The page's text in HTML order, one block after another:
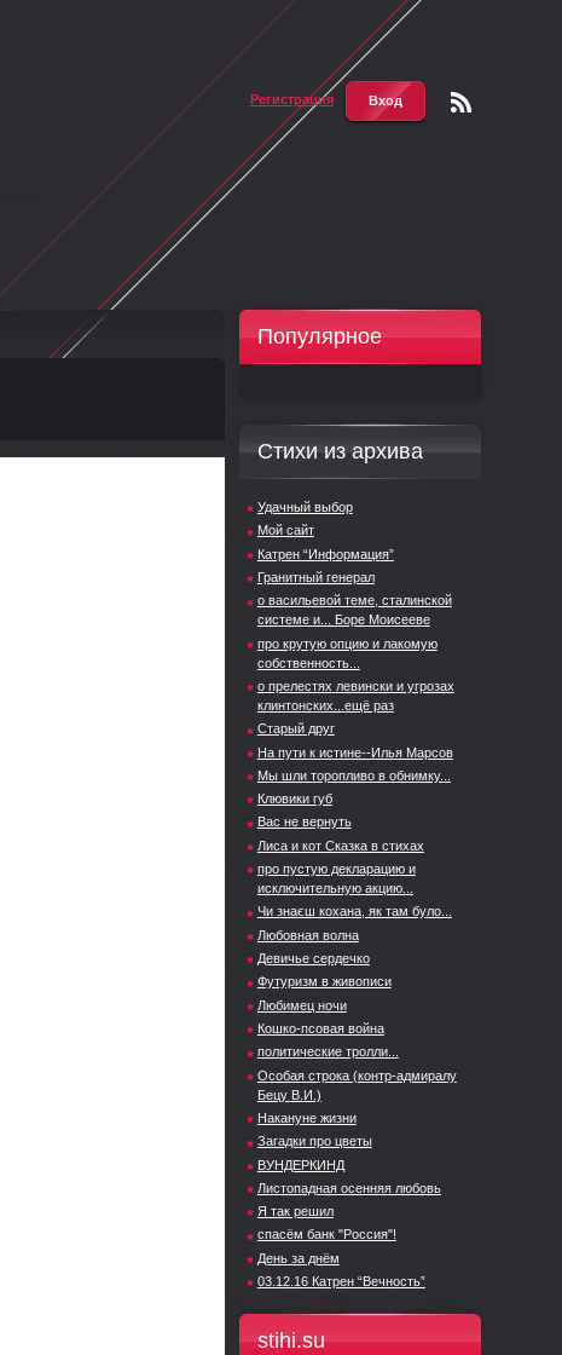
Регистрация Вход
Популярное
Стихи из архива
Удачный выбор
Мой сайт
Катрен “Информация”
Гранитный генерал
о васильевой теме, сталинской
системе и... Боре Моисееве
про крутую опцию и лакомую
собственность...
о прелестях левински и угрозах
клинтонских...ещё раз
Старый друг
На пути к истине--Илья Марсов
Мы шли торопливо в обнимку...
Клювики губ
Вас не вернуть
Лиса и кот Сказка в стихах
про пустую декларацию и
исключительную акцию...
Чи знаєш кохана, як там було...
Любовная волна
Девичье сердечко
Футуризм в живописи
Любимец ночи
Кошко-псовая война
политические тролли...
Особая строка (контр-адмиралу
Бецу В.И.)
Накануне жизни
Загадки про цветы
ВУНДЕРКИНД
Листопадная осенняя любовь
Я так решил
спасём банк "Россия"!
День за днём
03.12.16 Катрен “Вечность”
stihi.su